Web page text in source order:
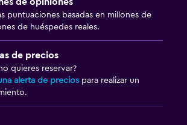
puntuaciones basadas en millones de
de huéspedes reales.
de precios
quieres reservar?
alerta de precios para realizar un